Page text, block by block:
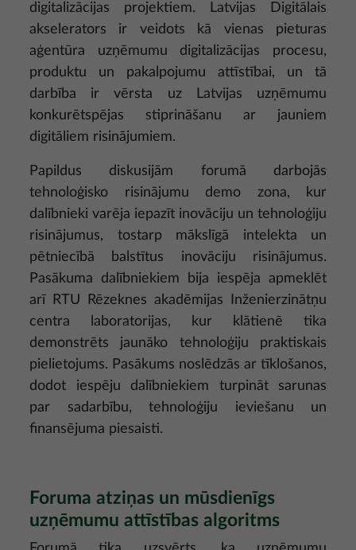
digitalizācijas projektiem. Latvijas Digitālais
akselerators ir veidots kā vienas pieturas
aģentūra uzņēmumu digitalizācijas procesu,
produktu un pakalpojumu attīstībai, un tā
darbība ir vērsta uz Latvijas uzņēmumu
konkurētspējas stiprināšanu ar jauniem
digitāliem risinājumiem.
Papildus diskusijām forumā darbojās
tehnoloģisko risinājumu demo zona, kur
dalībnieki varēja iepazīt inovāciju un tehnoloģiju
risinājumus, tostarp mākslīgā intelekta un
pētniecībā balstītus inovāciju risinājumus.
Pasākuma dalībniekiem bija iespēja apmeklēt
arī RTU Rēzeknes akadēmijas Inženierzinātņu
centra laboratorijas, kur klātienē tika
demonstrēts jaunāko tehnoloģiju praktiskais
pielietojums. Pasākums noslēdzās ar tīklošanos,
dodot iespēju dalībniekiem turpināt sarunas
par sadarbību, tehnoloģiju ieviešanu un
finansējuma piesaisti.
Foruma atziņas un mūsdienīgs
uzņēmumu attīstības algoritms